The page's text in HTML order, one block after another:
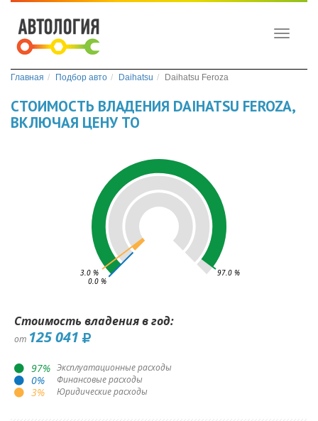
Toggle
Главная Подбор авто Daihatsu Daihatsu Feroza
СТОИМОСТЬ ВЛАДЕНИЯ DAIHATSU FEROZA,
ВКЛЮЧАЯ ЦЕНУ ТО
97.0 %
0.0 %
3.0 %
Стоимость владения в год:
от 125 041
97% Эксплуатационные расходы
0% Финансовые расходы
3% Юридические расходы